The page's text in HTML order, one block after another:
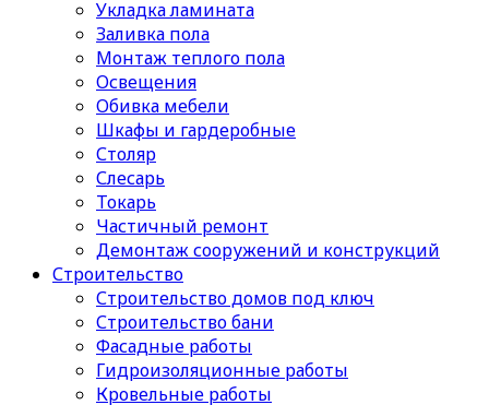
Укладка ламината
Заливка пола
Монтаж теплого пола
Освещения
Обивка мебели
Шкафы и гардеробные
Столяр
Слесарь
Токарь
Частичный ремонт
Демонтаж сооружений и конструкций
Строительство
Строительство домов под ключ
Строительство бани
Фасадные работы
Гидроизоляционные работы
Кровельные работы